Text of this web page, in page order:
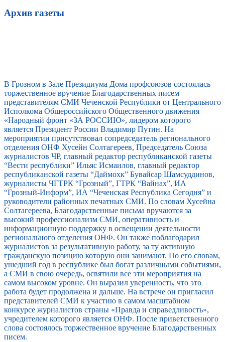
Архив газеты
В Грозном в Зале Президиума Дома профсоюзов состоялась
торжественное вручение Благодарственных писем
представителям СМИ Чеченской Республики от Центрального
Исполкома Общероссийского Общественного движения
«Народный фронт «ЗА РОССИЮ», лидером которого
является Президент России Владимир Путин. На
мероприятии присутствовал сопредседатель регионального
отделения ОНФ Хусейн Солтагереев, Председатель Союза
журналистов ЧР, главный редактор республиканской газеты
“Вести республики” Ильяс Исмаилов, главный редактор
республиканской газеты “Даймохк” Бувайсар Шамсуддинов,
журналисты ЧГТРК “Грозный”, ГТРК “Вайнах”, ИА
“Грозный-Информ”, ИА “Чеченская Республика Сегодня” и
руководители районных печатных СМИ. По словам Хусейна
Солтагереева, Благодарственные письма вручаются за
высокий профессионализм СМИ, оперативность и
информационную поддержку в освещении деятельности
регионального отделения ОНФ. Он также поблагодарил
журналистов за результативную работу, за ту активную
гражданскую позицию которую они занимают. По его словам,
ушедший год в республике был богат различными событиями,
а СМИ в свою очередь, освятили все эти мероприятия на
самом высоком уровне. Он выразил уверенность, что это
работа будет продолжена и дальше. На встрече он пригласил
представителей СМИ к участию в самом масштабном
конкурсе журналистов страны «Правда и справедливость»,
учредителем которого является ОНФ. После приветственного
слова состоялось торжественное вручение Благодарственных
писем.